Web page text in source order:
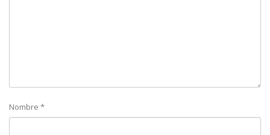
Nombre *